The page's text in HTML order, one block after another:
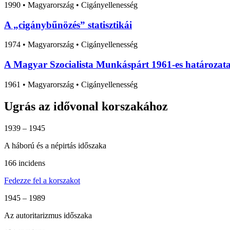
1990 • Magyarország • Cigányellenesség
A „cigánybűnözés” statisztikái
1974 • Magyarország • Cigányellenesség
A Magyar Szocialista Munkáspárt 1961-es
1961 • Magyarország • Cigányellenesség
Ugrás az idővonal korszakához
1939 – 1945
A háború és a népirtás időszaka
166 incidens
Fedezze fel a korszakot
1945 – 1989
Az autoritarizmus időszaka